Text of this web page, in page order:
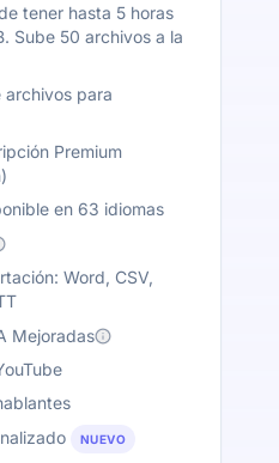
tener hasta 5 horas
Sube 50 archivos a la
archivos para
Premium
en 63 idiomas
Word, CSV,
Mejoradas
NUEVO